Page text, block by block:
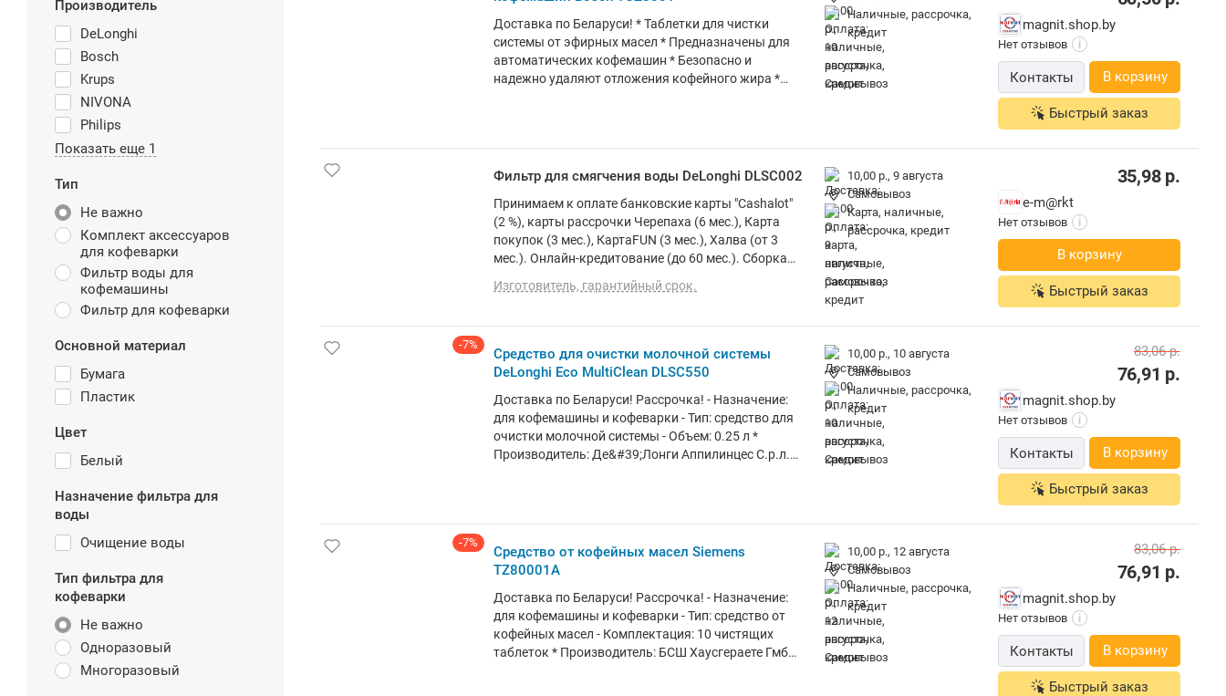
Производитель
DeLonghi
Bosch
Krups
NIVONA
Philips
Показать еще 1
Тип
Не важно
Комплект аксессуаров
для кофеварки
Фильтр воды для
кофемашины
Фильтр для кофеварки
Основной материал
Бумага
Пластик
Цвет
Белый
Назначение фильтра для
воды
Очищение воды
Тип фильтра для
кофеварки
Не важно
Одноразовый
Многоразовый
Доставка по Беларуси! * Таблетки для чистки
системы от эфирных масел * Предназначены для
автоматических кофемашин * Безопасно и
надежно удаляют отложения кофейного жира *
10 таблеток для 10 применений * Соответствуют
аксессуару TCZ6001 * Производитель: "BSH Bosch
und Siemens Huasgerate GmbH", Carl-Wery-Str. 34,
81739 Munchen, Germany (Германия) * Завод-
изготовитель: Wiesauplast GmbH, D-95676, Wiesau,
Germany (Германия) * Импортер в РБ: ООО
"Домотехника", 220092, г. Минск, ул. Берута, 3Б,
пом. №16
наличные, рассрочка,
кредит
magnit.shop.by
Нет отзывов i
Контакты В корзину
Быстрый заказ
Фильтр для смягчения воды DeLonghi DLSC002
Принимаем к оплате банковские карты "Cashalot"
(2 %), карты рассрочки Черепаха (6 мес.), Карта
покупок (3 мес.), КартаFUN (3 мес.), Халва (от 3
мес.). Онлайн-кредитование (до 60 мес.). Сборка
выгодные цены. Доставим в любой город РБ. О
Изготовитель, гарантийный срок.
10,00 р., 9 августа
Самовывоз
карта, наличные,
рассрочка, кредит
35,98р.
e-m@rkt
Нет отзывов i
В корзину
Быстрый заказ
-7%
Средство для очистки молочной системы
DeLonghi Eco MultiClean DLSC550
Доставка по Беларуси! Рассрочка! - Назначение:
для кофемашины и кофеварки - Тип: средство для
очистки молочной системы - Объем: 0.25 л *
Производитель: Де&#39;Лонги Аппилинцес С.р.л.
* Импортер в РБ: Электросервис и КО ООО, 220012,
Минск, ул. Чернышевского, 10А, ком. 412А3 *
Гарантийный срок: не установлен * Срок службы:
10,00 р., 10 августа
Самовывоз
наличные, рассрочка,
кредит
76,91 р.
83,06р.
magnit.shop.by
Нет отзывов i
Контакты В корзину
Быстрый заказ
-7%
Средство от кофейных масел Siemens
TZ80001A
Доставка по Беларуси! Рассрочка! - Назначение:
для кофемашины и кофеварки - Тип: средство от
кофейных масел - Комплектация: 10 чистящих
таблеток * Производитель: БСШ Хаусгераете ГмбШ.
10,00 р., 12 августа
Самовывоз
наличные, рассрочка,
кредит
76,91 р.
83,06р.
magnit.shop.by
Нет отзывов i
Контакты В корзину
Быстрый заказ